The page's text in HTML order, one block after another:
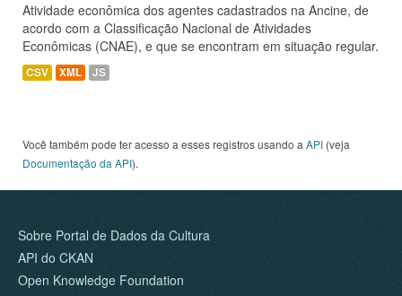
Atividade econômica dos agentes cadastrados na Ancine, de
acordo com a Classificação Nacional de Atividades
Econômicas (CNAE), e que se encontram em situação regular.
CSV XML JS
Você também pode ter acesso a esses registros usando a API (veja
Documentação da API).
Sobre Portal de Dados da Cultura
API do CKAN
Open Knowledge Foundation